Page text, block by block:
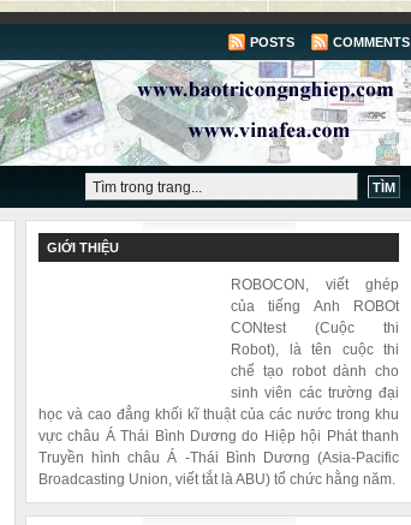
POSTS COMMENTS
GIỚI THIỆU
ROBOCON, viết ghép
của tiếng Anh ROBOt
CONtest (Cuộc thi
Robot), là tên cuộc thi
chế tạo robot dành cho
sinh viên các trường đại
học và cao đẳng khối kĩ thuật của các nước trong khu
vực châu Á Thái Bình Dương do Hiệp hội Phát thanh
Truyền hình châu Á -Thái Bình Dương (Asia-Pacific
Broadcasting Union, viết tắt là ABU) tổ chức hằng năm.